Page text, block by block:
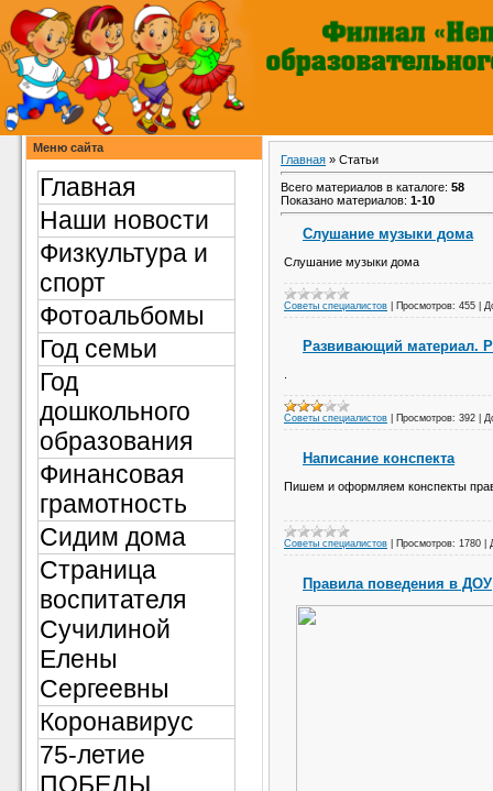
Меню сайта
Главная
Наши новости
Физкультура и
спорт
Фотоальбомы
Год семьи
Год
дошкольного
образования
Финансовая
грамотность
Сидим дома
Страница
воспитателя
Сучилиной
Елены
Сергеевны
Коронавирус
75-летие
ПОБЕДЫ
Главная » Статьи
Всего материалов в каталоге: 58
Показано материалов: 1-10
Слушание музыки дома
Слушание музыки дома
Советы специалистов Просмотров: 455
Развивающий материал.
.
Советы специалистов Просмотров: 392
Написание конспекта
Пишем и оформляем конспекты
Советы специалистов Просмотров: 1780
Правила поведения в ДОУ